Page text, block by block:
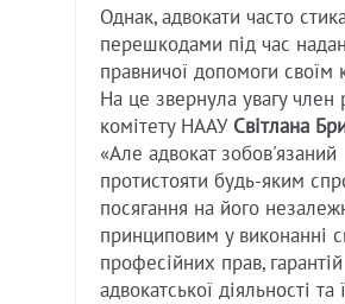
Однак, адвокати часто
перешкодами під час
правничої допомоги своїм
На це звернула увагу член
комітету НААУ Світлана
«Але адвокат зобов'язаний
протистояти будь-яким
посягання на його
принциповим у виконанні
професійних прав, гарантій
адвокатської діяльності та